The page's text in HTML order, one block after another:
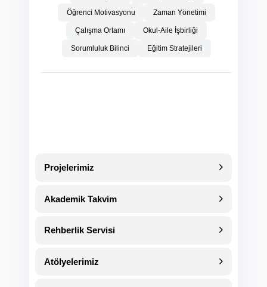
Projelerimiz
Akademik Takvim
Rehberlik Servisi
Atölyelerimiz
Öğrenci Motivasyonu Zaman Yönetimi
Çalışma Ortamı Okul-Aile İşbirliği
Sorumluluk Bilinci Eğitim Stratejileri